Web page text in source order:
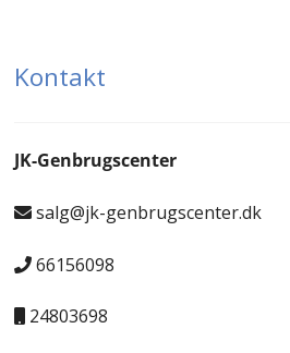
Kontakt
JK-Genbrugscenter
salg@jk-genbrugscenter.dk
66156098
24803698